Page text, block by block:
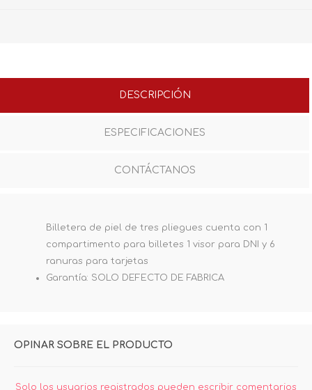
DESCRIPCIÓN
ESPECIFICACIONES
CONTÁCTANOS
Billetera de piel de tres pliegues cuenta con 1
compartimento para billetes 1 visor para DNI y 6
ranuras para tarjetas
Garantía: SOLO DEFECTO DE FABRICA
OPINAR SOBRE EL PRODUCTO
Solo los usuarios registrados pueden escribir comentarios